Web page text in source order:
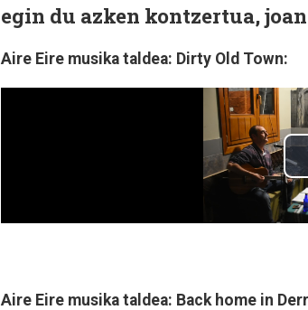
egin du azken kontzertua,
Aire Eire musika taldea: Dirty Old Town:
Aire Eire musika taldea: Back home in